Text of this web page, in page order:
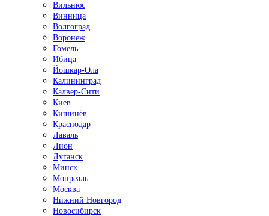
Вильнюс
Винница
Волгоград
Воронеж
Гомель
Ибица
Йошкар-Ола
Калининград
Калвер-Сити
Киев
Кишинёв
Краснодар
Лаваль
Лион
Луганск
Минск
Монреаль
Москва
Нижний Новгород
Новосибирск